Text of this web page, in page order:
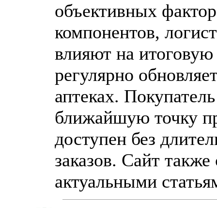
объективных
компонентов,
влияют на
регулярно
аптеках.
ближайшую точку
доступен без
заказов. Сайт
актуальными